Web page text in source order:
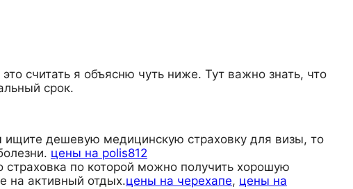
считать я объясню чуть ниже. Тут важно знать, что
срок.
дешевую медицинскую страховку для визы, то
цены на polis812
по которой можно получить хорошую
на активный отдых.цены на черехапе, цены на